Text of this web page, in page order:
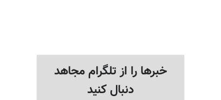
خبرها را از تلگرام مجاهد
دنبال کنید